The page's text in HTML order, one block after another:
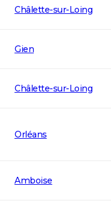
Châlette-sur-Loing
Gien
Châlette-sur-Loing
Orléans
Amboise